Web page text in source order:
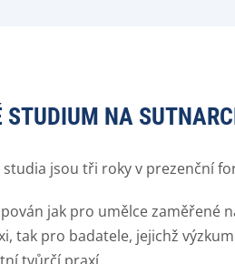
STUDIUM NA
jsou tři roky v prezenční
jak pro umělce zaměřené
tak pro badatele, jejichž